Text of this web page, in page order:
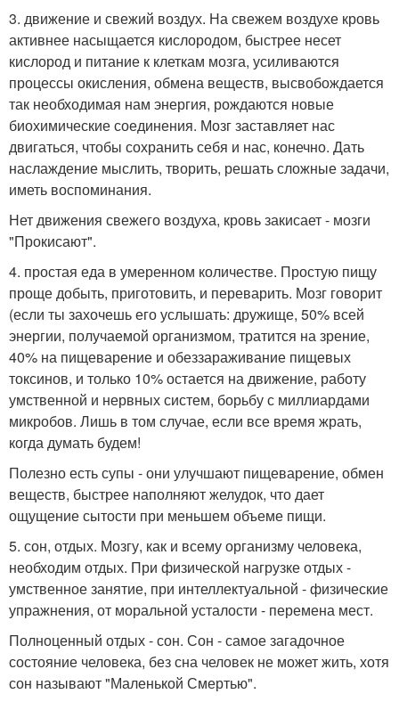
3. движение и свежий воздух. На свежем воздухе кровь
активнее насыщается кислородом, быстрее несет
кислород и питание к клеткам мозга, усиливаются
процессы окисления, обмена веществ, высвобождается
так необходимая нам энергия, рождаются новые
биохимические соединения. Мозг заставляет нас
двигаться, чтобы сохранить себя и нас, конечно. Дать
наслаждение мыслить, творить, решать сложные задачи,
иметь воспоминания.
Нет движения свежего воздуха, кровь закисает - мозги
"Прокисают".
4. простая еда в умеренном количестве. Простую пищу
проще добыть, приготовить, и переварить. Мозг говорит
(если ты захочешь его услышать: дружище, 50% всей
энергии, получаемой организмом, тратится на зрение,
40% на пищеварение и обеззараживание пищевых
токсинов, и только 10% остается на движение, работу
умственной и нервных систем, борьбу с миллиардами
микробов. Лишь в том случае, если все время жрать,
когда думать будем!
Полезно есть супы - они улучшают пищеварение, обмен
веществ, быстрее наполняют желудок, что дает
ощущение сытости при меньшем объеме пищи.
5. сон, отдых. Мозгу, как и всему организму человека,
необходим отдых. При физической нагрузке отдых -
умственное занятие, при интеллектуальной - физические
упражнения, от моральной усталости - перемена мест.
Полноценный отдых - сон. Сон - самое загадочное
состояние человека, без сна человек не может жить, хотя
сон называют "Маленькой Смертью".